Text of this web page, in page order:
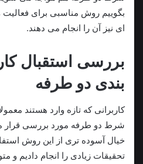
بگوییم روش مناسبی برای فعالیت
ای نیز آن را انجام می دهند.
بررسی استقبال
بندی دو طرفه
کاربرانی که تازه وارد هستند
شرط دو طرفه مورد بررسی قرار می‌
خیال آسوده تری از این روش
تحقیقات زیادی را انجام دادیم و